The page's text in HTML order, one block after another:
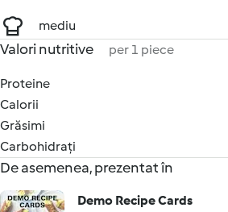
mediu
Valori nutritive per 1 piece
Proteine
Calorii
Grăsimi
Carbohidrați
De asemenea, prezentat în
Demo Recipe Cards